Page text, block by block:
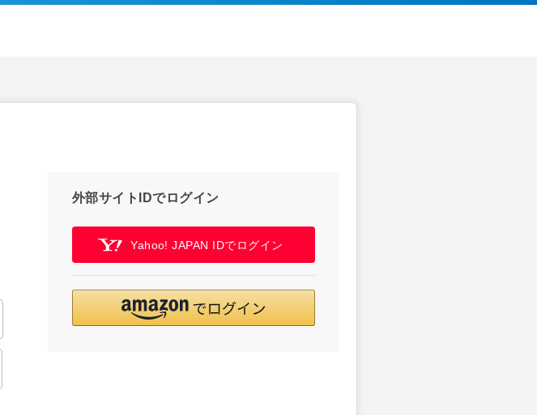
外部サイトIDでログイン
Yahoo! JAPAN IDでログイン